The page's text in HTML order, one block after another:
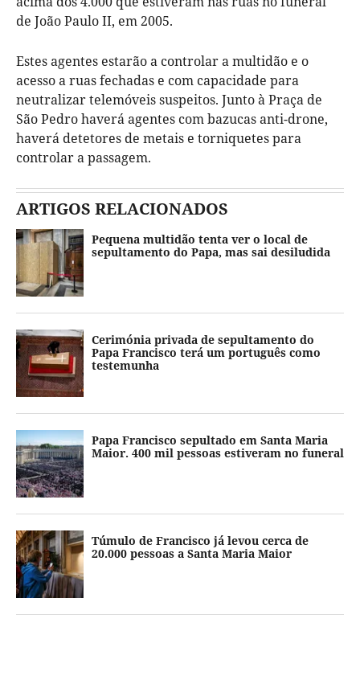
de João Paulo II, em 2005.
Estes agentes estarão a controlar a multidão e o
acesso a ruas fechadas e com capacidade para
neutralizar telemóveis suspeitos. Junto à Praça de
São Pedro haverá agentes com bazucas anti-drone,
haverá detetores de metais e torniquetes para
controlar a passagem.
ARTIGOS RELACIONADOS
Pequena multidão tenta ver o local de
sepultamento do Papa, mas sai desiludida
Cerimónia privada de sepultamento do
Papa Francisco terá um português como
testemunha
Papa Francisco sepultado em Santa Maria
Maior. 400 mil pessoas estiveram no funeral
Túmulo de Francisco já levou cerca de
20.000 pessoas a Santa Maria Maior